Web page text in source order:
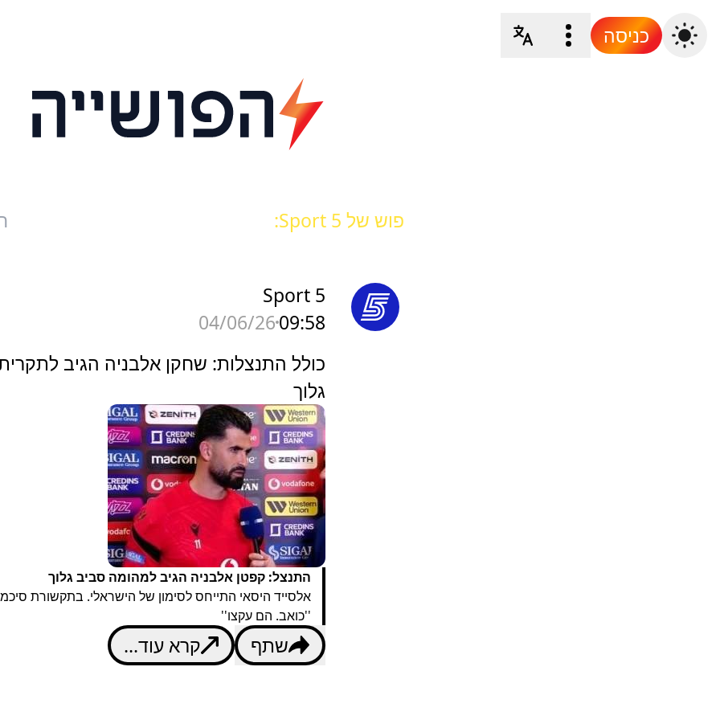
כניסה
פוש של Sport 5:
Sport 5
09:58
04/06/26
כולל התנצלות: שחקן אלבניה הגיב
גלוך
התנצל: קפטן אלבניה הגיב למהומה סביב גלוך
אלסייד היסאי התייחס לסימון של הישראלי. בתקשורת
''כואב. הם עקצו''
קרא עוד... שתף